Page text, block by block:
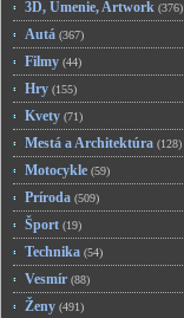
3D, Umenie, Artwork (376)
Autá (367)
Filmy (44)
Hry (155)
Kvety (71)
Mestá a Architektúra (128)
Motocykle (59)
Príroda (509)
Šport (19)
Technika (54)
Vesmír (88)
Ženy (491)